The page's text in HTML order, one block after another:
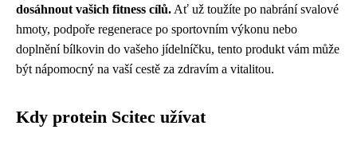
dosáhnout vašich fitness cílů. Ať už toužíte po nabrání svalové
hmoty, podpoře regenerace po sportovním výkonu nebo
doplnění bílkovin do vašeho jídelníčku, tento produkt vám může
být nápomocný na vaší cestě za zdravím a vitalitou.
Kdy protein Scitec užívat